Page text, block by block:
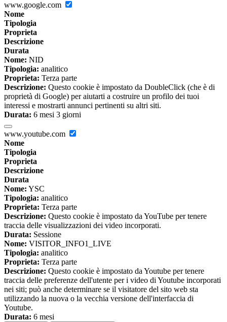
www.google.com
Nome
Tipologia
Proprieta
Descrizione
Durata
Nome: NID
Tipologia: analitico
Proprieta: Terza parte
Descrizione: Questo cookie è impostato da DoubleClick (che è di
proprietà di Google) per aiutarti a costruire un profilo dei tuoi
interessi e mostrarti annunci pertinenti su altri siti.
Durata: 6 mesi 3 giorni
www.youtube.com
Nome
Tipologia
Proprieta
Descrizione
Durata
Nome: YSC
Tipologia: analitico
Proprieta: Terza parte
Descrizione: Questo cookie è impostato da YouTube per tenere
traccia delle visualizzazioni dei video incorporati.
Durata: Sessione
Nome: VISITOR_INFO1_LIVE
Tipologia: analitico
Proprieta: Terza parte
Descrizione: Questo cookie è impostato da Youtube per tenere
traccia delle preferenze dell'utente per i video di Youtube incorporati
nei siti; può anche determinare se il visitatore del sito web sta
utilizzando la nuova o la vecchia versione dell'interfaccia di
Youtube.
Durata: 6 mesi